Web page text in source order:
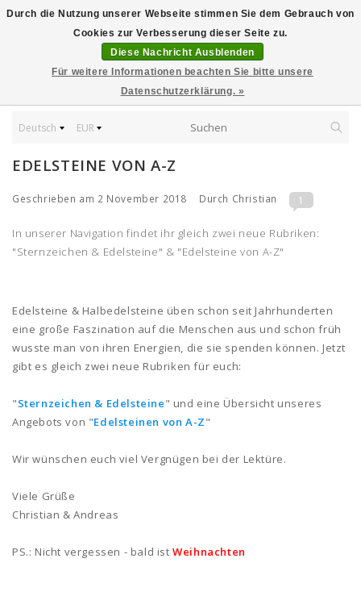
Deutsch EUR
EDELSTEINE VON A-Z
Geschrieben am 2 November 2018 Durch Christian 1
In unserer Navigation findet ihr gleich zwei neue Rubriken:
"Sternzeichen & Edelsteine" & "Edelsteine von A-Z"
Edelsteine & Halbedelsteine üben schon seit Jahrhunderten
eine große Faszination auf die Menschen aus und schon früh
wusste man von ihren Energien, die sie spenden können. Jetzt
gibt es gleich zwei neue Rubriken für euch:
"Sternzeichen & Edelsteine" und eine Übersicht unseres
Angebots von "Edelsteinen von A-Z"
Wir wünschen euch viel Vergnügen bei der Lektüre.
Viele Grüße
Christian & Andreas
PS.: Nicht vergessen - bald istWeihnachten
Durch die Nutzung unserer Webseite stimmen Sie dem Gebrauch von
Cookies zur Verbesserung dieser Seite zu.
Diese Nachricht Ausblenden
Für weitere Informationen beachten Sie bitte unsere
Datenschutzerklärung. »